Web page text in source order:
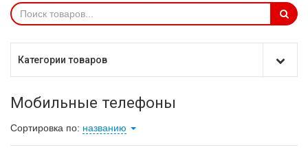
Категории товаров
Мобильные телефоны
Сортировка по: названию